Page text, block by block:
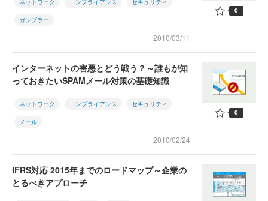
ネットワーク コンプライアンス セキュリティ
ガンブラー
2010/03/11
0
インターネットの害悪とどう戦う？～誰もが知
っておきたいSPAMメール対策の基礎知識
ネットワーク コンプライアンス セキュリティ
メール
2010/02/24
0
IFRS対応 2015年までのロードマップ～企業の
とるべきアプローチ